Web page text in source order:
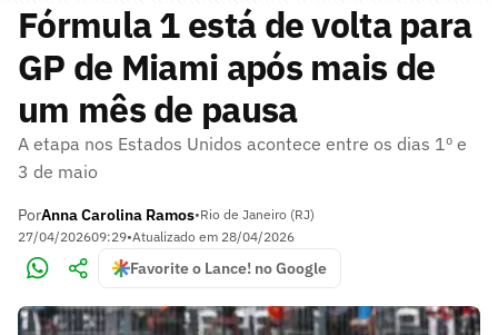
Fórmula 1 está de volta para
GP de Miami após mais de
um mês de pausa
A etapa nos Estados Unidos acontece entre os dias 1º e
3 de maio
PorAnna Carolina Ramos•Rio de Janeiro (RJ)
27/04/202609:29•Atualizado em 28/04/2026
Favorite o Lance! no Google